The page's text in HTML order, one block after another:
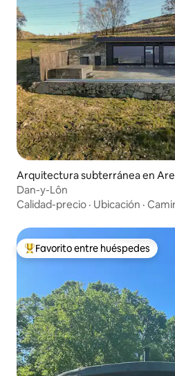
Arquitectura subterránea en
Dan-y-Lôn
Calidad-precio · Ubicación ·
Favorito entre huéspedes
Favorito entre huéspedes